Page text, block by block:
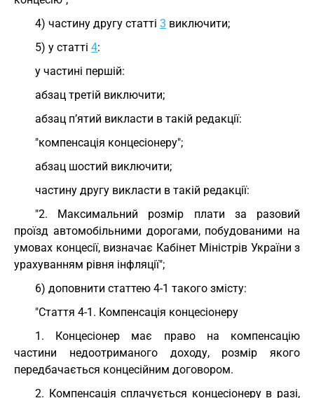
4) частину другу статті 3 виключити;
5) у статті 4:
у частині першій:
абзац третій виключити;
абзац п’ятий викласти в такій редакції:
"компенсація концесіонеру";
абзац шостий виключити;
частину другу викласти в такій редакції:
"2. Максимальний розмір плати за разовий
проїзд автомобільними дорогами, побудованими на
умовах концесії, визначає Кабінет Міністрів України з
урахуванням рівня інфляції";
6) доповнити статтею 4-1 такого змісту:
"Стаття 4-1. Компенсація концесіонеру
1. Концесіонер має право на компенсацію
частини недоотриманого доходу, розмір якого
передбачається концесійним договором.
2. Компенсація сплачується концесіонеру в разі,